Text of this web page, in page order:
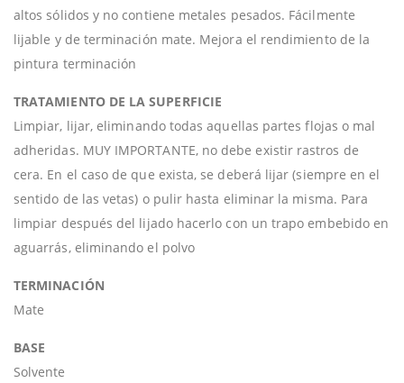
altos sólidos y no contiene metales pesados. Fácilmente
lijable y de terminación mate. Mejora el rendimiento de la
pintura terminación
TRATAMIENTO DE LA SUPERFICIE
Limpiar, lijar, eliminando todas aquellas partes flojas o mal
adheridas. MUY IMPORTANTE, no debe existir rastros de
cera. En el caso de que exista, se deberá lijar (siempre en el
sentido de las vetas) o pulir hasta eliminar la misma. Para
limpiar después del lijado hacerlo con un trapo embebido en
aguarrás, eliminando el polvo
TERMINACIÓN
Mate
BASE
Solvente